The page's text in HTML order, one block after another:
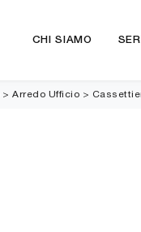
CHI SIAMO
> Arredo Ufficio >